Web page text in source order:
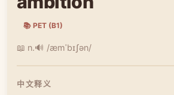
📚 PET (B1)
📖 n.🔊 /æmˈbɪʃən/
中文释义